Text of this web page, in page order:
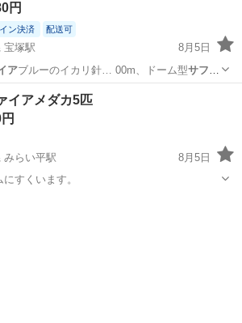
円
ン決済 配送可
宝塚駅
8月5日
アブルーのイカリ針… 00m、ドーム型サファ
レス鋼 窓材：サファイアクリスタル バン…
アクリスタル #3…
駅 アクセサリー
イアメダカ5匹
みらい平駅
8月5日
すくいます。